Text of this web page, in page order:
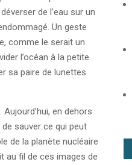
de l’eau sur un
Un geste
comme le serait un
l’océan à la petite
sa paire de lunettes
en dehors
sauver ce qui peut
de la planète nucléaire
au fil de ces images de